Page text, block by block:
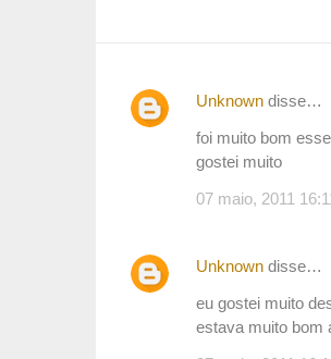
C
t
á
Unknowndisse…
foi muito bom
gostei muito
07 maio, 2011
Unknowndisse…
eu gostei muito
estava muito bom